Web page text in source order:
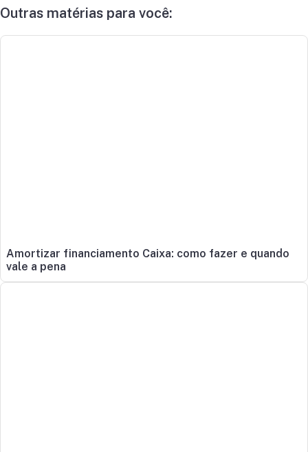
Outras matérias para você:
Amortizar financiamento Caixa: como fazer e quando
vale a pena